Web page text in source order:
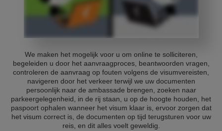
We maken het mogelijk voor u om online te solliciteren,
begeleiden u door het aanvraagproces, beantwoorden vragen,
controleren de aanvraag op fouten volgens de visumvereisten,
navigeren door het verkeer terwijl we uw documenten
persoonlijk naar de ambassade brengen, zoeken naar
parkeergelegenheid, in de rij staan, u op de hoogte houden, het
paspoort ophalen wanneer het visum klaar is, ervoor zorgen dat
het visum correct is, de documenten op tijd terugsturen voor uw
reis, en dit alles voelt geweldig.